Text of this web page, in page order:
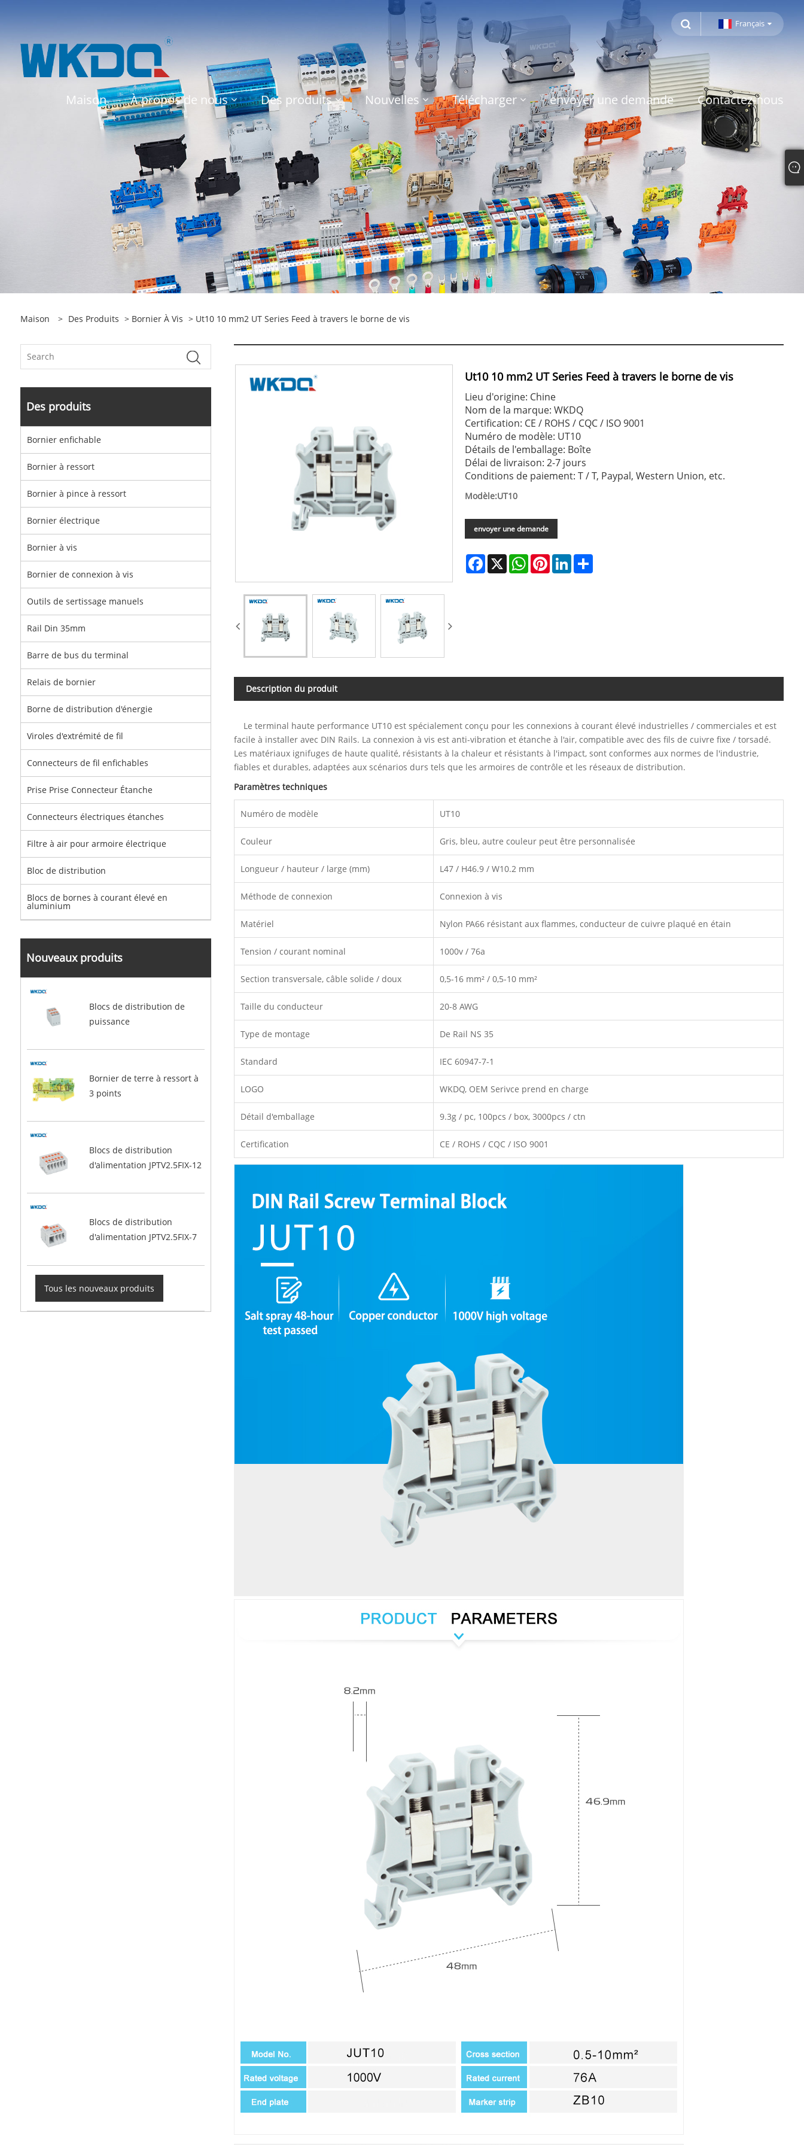
Français
Maison À propos de nous Des produits Nouvelles Télécharger envoyer une demande Contactez-nous
Maison > Des Produits > Bornier À Vis > Ut10 10 mm2 UT Series Feed à travers le borne de vis
Des produits
Bornier enfichable
Bornier à ressort
Bornier à pince à ressort
Bornier électrique
Bornier à vis
Bornier de connexion à vis
Outils de sertissage manuels
Rail Din 35mm
Barre de bus du terminal
Relais de bornier
Borne de distribution d'énergie
Viroles d'extrémité de fil
Connecteurs de fil enfichables
Prise Prise Connecteur Étanche
Connecteurs électriques étanches
Filtre à air pour armoire électrique
Bloc de distribution
Blocs de bornes à courant élevé en
aluminium
Nouveaux produits
Blocs de distribution de
puissance
Bornier de terre à ressort à
3 points
Blocs de distribution
d'alimentation JPTV2.5FIX-12
Blocs de distribution
d'alimentation JPTV2.5FIX-7
Tous les nouveaux produits
Ut10 10 mm2 UT Series Feed à travers le borne de vis
Lieu d'origine: Chine
Nom de la marque: WKDQ
Certification: CE / ROHS / CQC / ISO 9001
Numéro de modèle: UT10
Détails de l'emballage: Boîte
Délai de livraison: 2-7 jours
Conditions de paiement: T / T, Paypal, Western Union, etc.
Modèle:UT10
envoyer une demande
Facebook
X WhatsApp
PinterestLinkedIn
Description du produit
Le terminal haute performance UT10 est spécialement conçu pour les connexions à courant élevé industrielles / commerciales et est
facile à installer avec DIN Rails. La connexion à vis est anti-vibration et étanche à l'air, compatible avec des fils de cuivre fixe / torsadé.
Les matériaux ignifuges de haute qualité, résistants à la chaleur et résistants à l'impact, sont conformes aux normes de l'industrie,
fiables et durables, adaptées aux scénarios durs tels que les armoires de contrôle et les réseaux de distribution.
Paramètres techniques
Numéro de modèle UT10
Couleur Gris, bleu, autre couleur peut être personnalisée
Longueur / hauteur / large (mm) L47 / H46.9 / W10.2 mm
Méthode de connexion Connexion à vis
Matériel Nylon PA66 résistant aux flammes, conducteur de cuivre plaqué en étain
Tension / courant nominal 1000v / 76a
Section transversale, câble solide / doux 0,5-16 mm² / 0,5-10 mm²
Taille du conducteur 20-8 AWG
Type de montage De Rail NS 35
Standard IEC 60947-7-1
LOGO WKDQ, OEM Serivce prend en charge
Détail d'emballage 9.3g / pc, 100pcs / box, 3000pcs / ctn
Certification CE / ROHS / CQC / ISO 9001